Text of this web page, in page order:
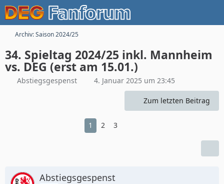
Archiv: Saison 2024/25
34. Spieltag 2024/25 inkl. Mannheim
vs. DEG (erst am 15.01.)
Abstiegsgespenst 4. Januar 2025 um 23:45
Zum letzten Beitrag
1 2 3
Abstiegsgespenst